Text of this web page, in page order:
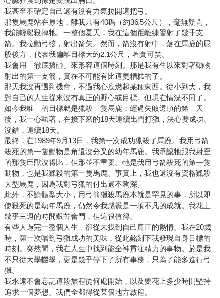
我甚至不確定自己還有沒有力氣拉開這把弓。
那隻馬鹿站在原地，離我只有40碼（約36.5公尺），毫無疑問，
我能輕鬆殺掉牠。一整個夏天，我在這個距離練習射了幾千支
箭。我拉動弓弦，射出箭矢。然而，箭沒有射中，落在馬鹿的屁
股後方，代表我偏離目標大約2.1公尺，著實可笑。
我會用「徹底搞砸」來形容這個時刻。那是我有生以來對著動物
射出的第一支箭，實在不可能有比這更糟糕的了。
那天我沒再遇到機會，不過我心底燃起某種東西。從小到大，我
對自己的人生從來沒有真正的野心或目標。但現在情況不同了。
如今我唯一的目標就是獵殺一隻馬鹿；經過失敗透頂的第一天
後，我一心執著，在接下來的18天連續出門打獵，決心要成功。
沒錯，連續18天。
最終，在1989年9月13日，我第一次成功獵殺了馬鹿。我用弓箭
殺死的第一隻動物是角還沒分叉的幼年馬鹿。我承認牠跟我射歪
的那隻巨獸沒得比，但那並不重要。牠是我用弓箭殺死的第一隻
動物，也是我獵殺的第一隻馬鹿。事實上，我也還沒有資格獵殺
大型馬鹿，因為我對弓獵的付出還不夠深。
此外，不論體型大小，用弓箭獵殺馬鹿本就是罕見的事，所以即
使殺死的是幼年馬鹿，仍然令我感覺是一項不凡的成就。我花上
幾乎三週的時間艱苦奮鬥，但這很值得。
有些人過完一整個人生，卻從未找到自己真正的熱情。我在20歲
時，第一次嚐到弓獵成功的美味，從此銘刻下我發現自身目標的
時刻。突然間，我在人生中找到能全神貫注精力的事物。於是我
不只從大學輟學，更是幾乎停下了所有事務，只為了能多進行弓
獵。
我永遠不會忘記這段旅程從何處開始，以及要花上多少時間堅持
追求一個夢想。我們全都得從某個地方啟程。